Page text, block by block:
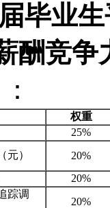
毕业
酬竞
权重
25%
元）
20%
20%
踪调
20%